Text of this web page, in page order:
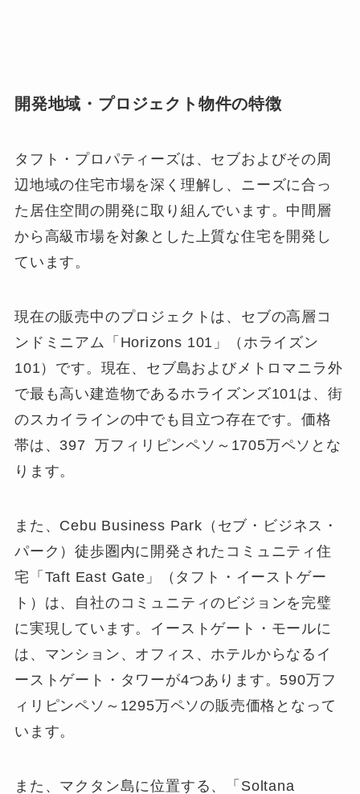
開発地域・プロジェクト物件の特徴
タフト・プロパティーズは、セブおよびその周
辺地域の住宅市場を深く理解し、ニーズに合っ
た居住空間の開発に取り組んでいます。 中間層
から高級市場を対象とした上質な住宅を開発し
ています。
現在の販売中のプロジェクトは、セブの高層コ
ンドミニアム「Horizons 101」（ホライズン
101）です。現在、セブ島およびメトロマニラ外
で最も高い建造物であるホライズンズ101は、街
のスカイラインの中でも目立つ存在です。価格
帯は、397 万フィリピンペソ～1705万ペソとな
ります。
また、Cebu Business Park（セブ・ビジネス・
パーク）徒歩圏内に開発されたコミュニティ住
宅「Taft East Gate」（タフト・イーストゲー
ト）は、自社のコミュニティのビジョンを完璧
に実現しています。イーストゲート・モールに
は、マンション、オフィス、ホテルからなるイ
ーストゲート・タワーが4つあります。590万フ
ィリピンペソ～1295万ペソの販売価格となって
います。
また、マクタン島に位置する、「Soltana